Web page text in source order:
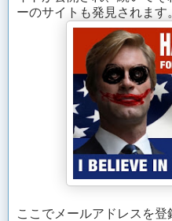
ーのサイトも発見されます
ここでメールアドレスを